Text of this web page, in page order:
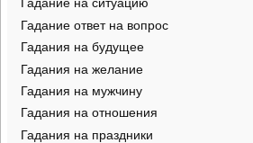
Гадание на ситуацию
Гадание ответ на вопрос
Гадания на будущее
Гадания на желание
Гадания на мужчину
Гадания на отношения
Гадания на праздники